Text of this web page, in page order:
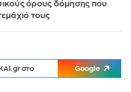
όρους δόμησης που
τους
στο Google